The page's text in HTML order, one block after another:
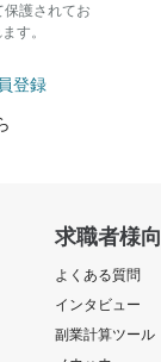
保護されてお
す。
登録
求職者様
よくある質問
インタビュー
副業計算ツール